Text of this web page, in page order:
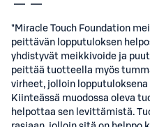
"Miracle Touch Foundation
peittävän lopputuloksen
yhdistyvät meikkivoide ja
peittää tuotteella myös
virheet, jolloin
Kiinteässä muodossa oleva
helpottaa sen levittämistä.